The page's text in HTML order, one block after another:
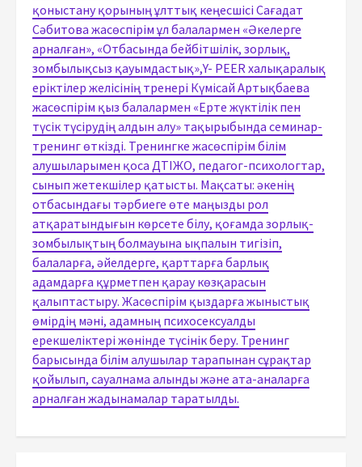
қоныстану қорының ұлттық кеңесшісі Сағадат
Сәбитова жасөспірім ұл балалармен «Әкелерге
арналған», «Отбасында бейбітшілік, зорлық,
зомбылықсыз қауымдастық»,Y- PEER халықаралық
еріктілер желісінің тренері Күмісай Артықбаева
жасөспірім қыз балалармен «Ерте жүктілік пен
түсік түсірудің алдын алу» тақырыбында семинар-
тренинг өткізді. Тренингке жасөспірім білім
алушыларымен қоса ДТІЖО, педагог-психологтар,
сынып жетекшілер қатысты. Мақсаты: әкенің
отбасындағы тәрбиеге өте маңызды рол
атқаратындығын көрсете білу, қоғамда зорлық-
зомбылықтың болмауына ықпалын тигізіп,
балаларға, әйелдерге, қарттарға барлық
адамдарға құрметпен қарау көзқарасын
қалыптастыру. Жасөспірім қыздарға жыныстық
өмірдің мәні, адамның психосексуалды
ерекшеліктері жөнінде түсінік беру. Тренинг
барысында білім алушылар тарапынан сұрақтар
қойылып, сауалнама алынды және ата-аналарға
арналған жадынамалар таратылды.